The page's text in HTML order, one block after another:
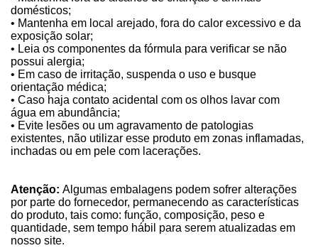
domésticos;
• Mantenha em local arejado, fora do calor excessivo e da
exposição solar;
• Leia os componentes da fórmula para verificar se não
possui alergia;
• Em caso de irritação, suspenda o uso e busque
orientação médica;
• Caso haja contato acidental com os olhos lavar com
água em abundância;
• Evite lesões ou um agravamento de patologias
existentes, não utilizar esse produto em zonas inflamadas,
inchadas ou em pele com lacerações.
Atenção: Algumas embalagens podem sofrer alterações
por parte do fornecedor, permanecendo as características
do produto, tais como: função, composição, peso e
quantidade, sem tempo hábil para serem atualizadas em
nosso site.